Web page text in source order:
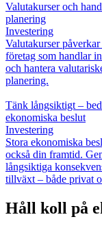
Valutakurser och
planering
Investering
Valutakurser
företag som handlar
och hantera
planering.
Tänk långsiktigt –
ekonomiska beslut
Investering
Stora ekonomiska
också din framtid.
långsiktiga
tillväxt – både privat
Håll koll på